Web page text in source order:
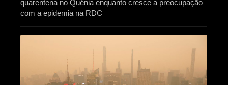
quarentena no Quénia enquanto cresce a preocupação
com a epidemia na RDC